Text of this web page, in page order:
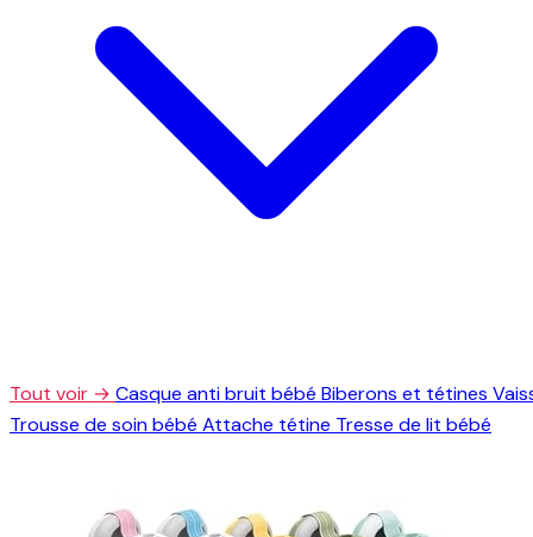
Tout voir → Casque anti bruit bébé Biberons et tétines
Trousse de soin bébé Attache tétine Tresse de lit bébé